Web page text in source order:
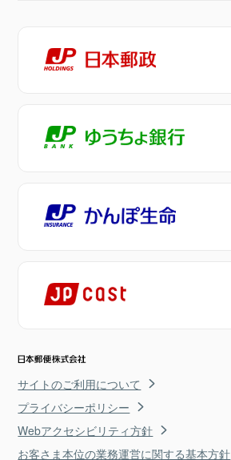
サイトのご利用について
プライバシーポリシー
Webアクセシビリティ方針
お客さま本位の業務運営に関する基本方針